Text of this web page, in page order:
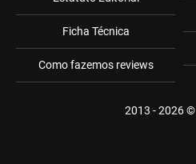
Ficha Técnica
Como fazemos reviews
2013 - 2026 ©